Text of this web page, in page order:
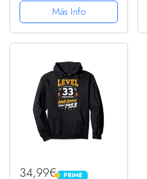
1988 Sudadera con
Capucha
Más Info
34,99€ PRIME